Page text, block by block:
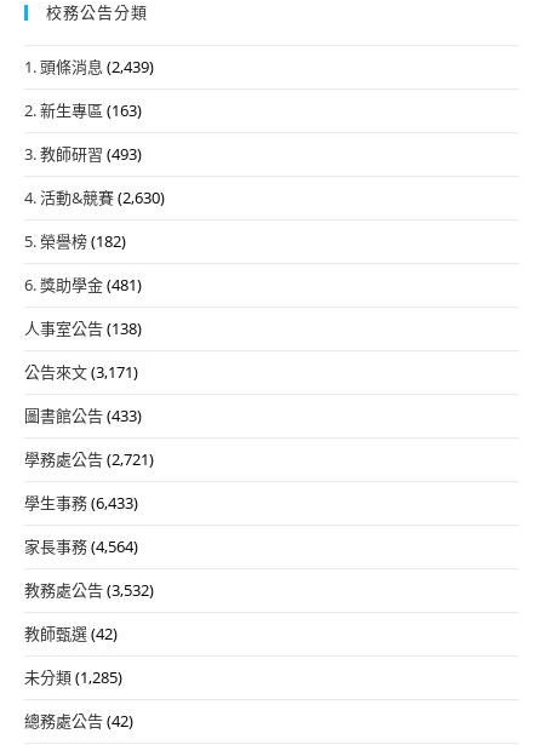
校務公告分類
1. 頭條消息 (2,439)
2. 新生專區 (163)
3. 教師研習 (493)
4. 活動&競賽(2,630)
5. 榮譽榜(182)
6. 獎助學金(481)
人事室公告(138)
公告來文(3,171)
圖書館公告(433)
學務處公告(2,721)
學生事務(6,433)
家長事務(4,564)
教務處公告(3,532)
教師甄選(42)
未分類(1,285)
總務處公告(42)